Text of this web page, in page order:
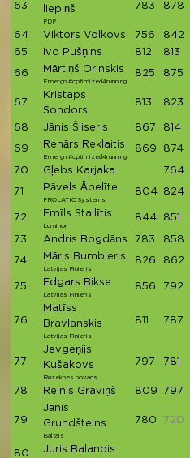
63
liepiņš
PDP
783 878
64 Viktors Volkovs 756 842
65
Ivo Pušņins 812 813
66 Mārtiņš Orinskis
Emergn #optimized4running
825 875
67
Kristaps
Sondors
813 823
68 Jānis Šliseris 867 814
69 Renārs Reklaitis
Emergn #optimized4running
869 874
70 Gļebs Karjaka 764
71 Pāvels Ābelīte
PROLATIO Systems
804 824
72 Emīls Stallītis
Luminor
844 851
73 Andris Bogdāns 783 858
74 Māris Bumbieris
Latvijas Finieris
826 862
75 Edgars Bikse
Latvijas Finieris
856 792
76
Matīss
Bravlanskis
Latvijas Finieris
811 787
77
Jevgeņijs
Kušakovs
Rēzeknes novads
797 781
78 Reinis Graviņš 809 797
79
Jānis
Grundšteins
Baltais
780 720
80 Juris Balandis